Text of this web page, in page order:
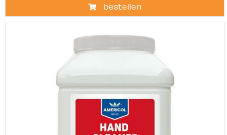
bestellen